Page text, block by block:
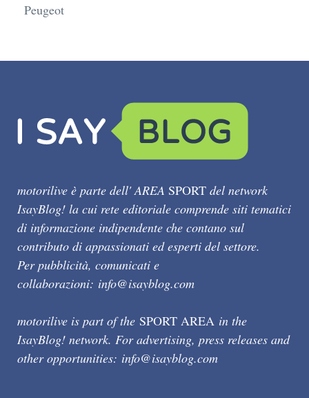
Peugeot
motorilive è parte dell' AREA SPORT del network
IsayBlog! la cui rete editoriale comprende siti tematici
di informazione indipendente che contano sul
contributo di appassionati ed esperti del settore.
Per pubblicità, comunicati e
collaborazioni: info@isayblog.com
motorilive is part of the SPORT AREA in the
IsayBlog! network. For advertising, press releases and
other opportunities: info@isayblog.com